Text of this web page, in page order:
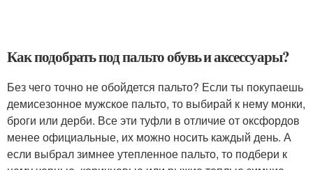
Как подобрать под пальто обувь и аксессуары?
Без чего точно не обойдется пальто? Если ты покупаешь
демисезонное мужское пальто, то выбирай к нему монки,
броги или дерби. Все эти туфли в отличие от оксфордов
менее официальные, их можно носить каждый день. А
если выбрал зимнее утепленное пальто, то подбери к